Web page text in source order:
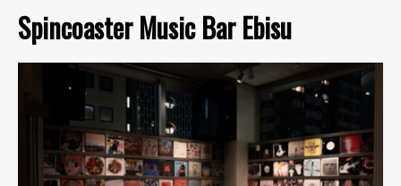
Spincoaster Music Bar Ebisu